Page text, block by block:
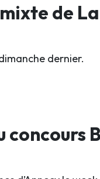
de
dernier.